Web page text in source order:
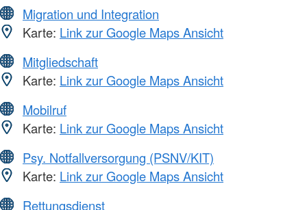
Migration und Integration
Karte: Link zur Google Maps Ansicht
Mitgliedschaft
Karte: Link zur Google Maps Ansicht
Mobilruf
Karte: Link zur Google Maps Ansicht
Psy. Notfallversorgung (PSNV/KIT)
Karte: Link zur Google Maps Ansicht
Rettungsdienst